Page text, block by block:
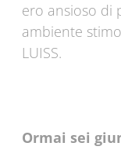
ero ansioso di
ambiente
LUISS.
Ormai sei